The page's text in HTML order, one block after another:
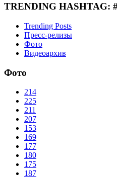
TRENDING
Trending Posts
Пресс-релизы
Фото
Видеоархив
Фото
214
225
211
207
153
169
177
180
175
187